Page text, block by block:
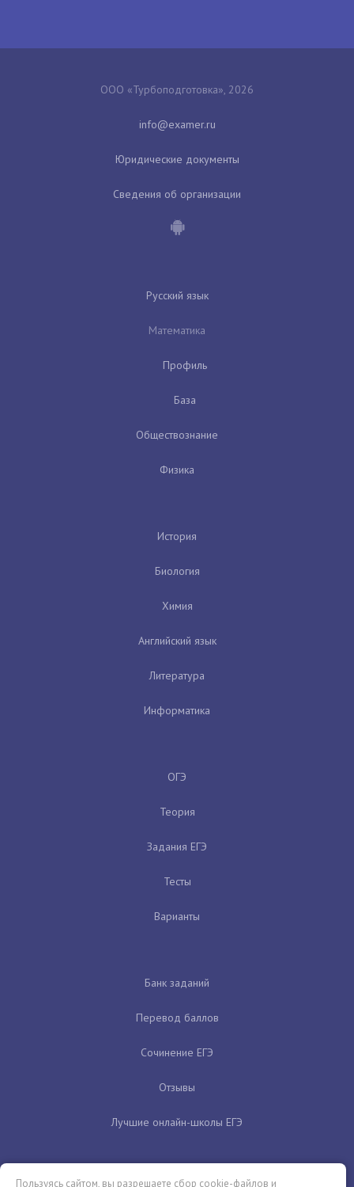
ООО «Турбоподготовка», 2026
Юридические документы
Сведения об организации
Русский язык
Математика
Профиль
База
Обществознание
Физика
История
Биология
Химия
Английский язык
Литература
Информатика
ОГЭ
Теория
Задания ЕГЭ
Тесты
Варианты
Банк заданий
Перевод баллов
Сочинение ЕГЭ
Отзывы
Лучшие онлайн-школы ЕГЭ
Пользуясь сайтом, вы разрешаете сбор cookie-файлов и